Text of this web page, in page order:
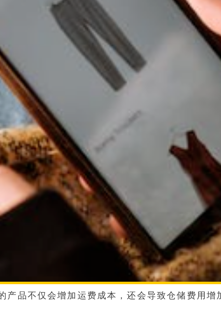
品不仅会增加运费成本，还会导致仓储费用